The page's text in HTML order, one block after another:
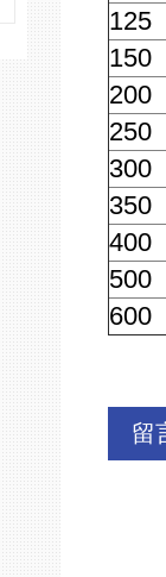
125
150
200
250
300
350
400
500
600
留